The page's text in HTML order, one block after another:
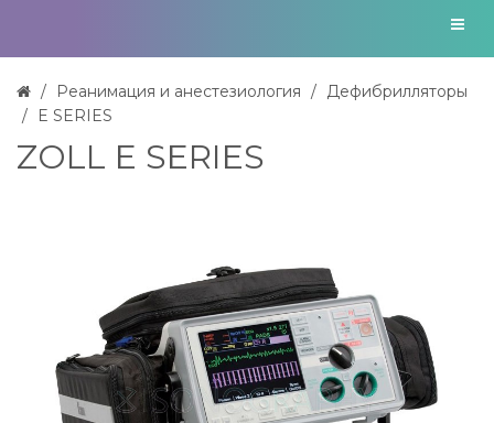
Реанимация и анестезиология
Дефибрилляторы
E SERIES
ZOLL E SERIES